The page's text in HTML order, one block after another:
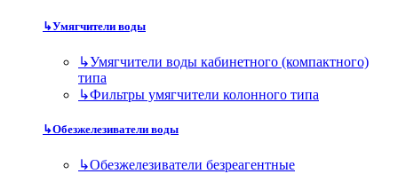
↳Умягчители воды
↳Умягчители воды кабинетного (компактного)
типа
↳Фильтры умягчители колонного типа
↳Обезжелезиватели воды
↳Обезжелезиватели безреагентные